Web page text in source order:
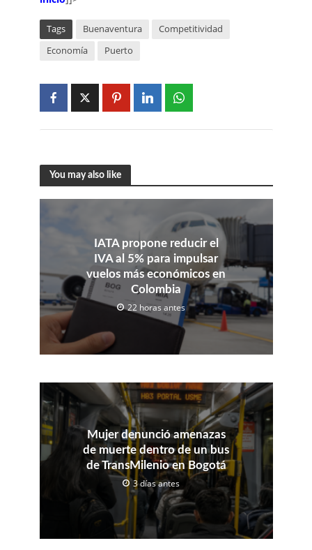
Tags Buenaventura
Competitividad
Economía
Puerto
You may also like
IATA propone reducir el
IVA al 5% para impulsar
vuelos más económicos en
Colombia
22 horas antes
Mujer denunció amenazas
de muerte dentro de un bus
de TransMilenio en Bogotá
3 días antes